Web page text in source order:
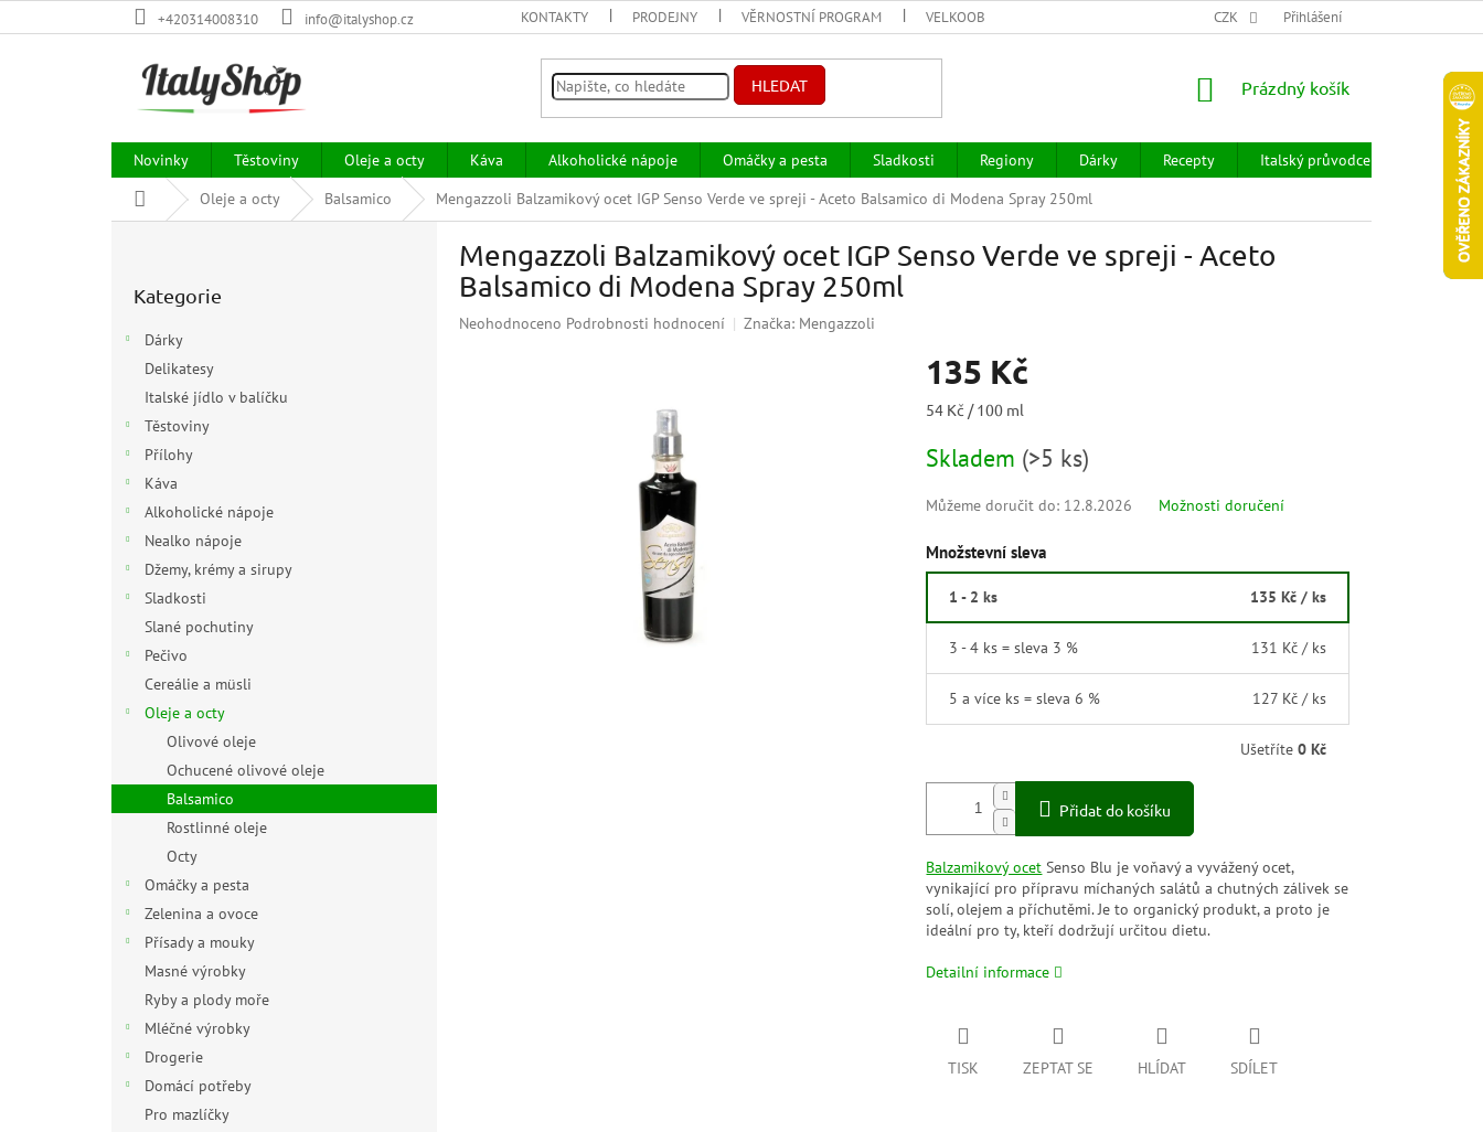
na
+420314008310 info@italyshop.cz KONTAKTY PRODEJNY VĚRNOSTNÍ PROGRAM VELKOOBCHOD HODNOCENÍ OBCHODU OBCHODNÍ PODMÍNKY
CZK Přihlášení
HLEDAT
NÁKUPNÍ
Prázdný košík
Novinky Těstoviny Oleje a octy Káva Alkoholické nápoje Omáčky a pesta Sladkosti Regiony Dárky Recepty Italský průvodce
Prodejny
Domů Oleje a octy Balsamico Mengazzoli Balzamikový ocet IGP Senso Verde ve spreji - Aceto Balsamico di Modena Spray 250ml
kategorie
Kategorie
Dárky
Delikatesy
Italské jídlo v balíčku
Těstoviny
Přílohy
Káva
Alkoholické nápoje
Nealko nápoje
Džemy, krémy a sirupy
Sladkosti
Slané pochutiny
Pečivo
Cereálie a müsli
Oleje a octy
Olivové oleje
Ochucené olivové oleje
Balsamico
Rostlinné oleje
Octy
Omáčky a pesta
Zelenina a ovoce
Přísady a mouky
Masné výrobky
Ryby a plody moře
Mléčné výrobky
Drogerie
Domácí potřeby
Pro mazlíčky
Mengazzoli Balzamikový ocet IGP Senso Verde ve spreji - Aceto
Balsamico di Modena Spray 250ml
Průměrné
Neohodnoceno Podrobnosti hodnocení Značka: Mengazzoli
135 Kč
Měrná
54 Kč / 100 ml
Skladem (>5 ks)
Můžeme doručit do: 12.8.2026 Možnosti doručení
Množstevní sleva
1 - 2 ks 135 Kč / ks
3 - 4 ks = sleva 3 % 131 Kč / ks
5 a více ks = sleva 6 % 127 Kč / ks
Ušetříte0 Kč
Přidat do košíku
Balzamikový ocet Senso Blu je voňavý a vyvážený ocet,
vynikající pro přípravu míchaných salátů a chutných zálivek se
solí, olejem a příchutěmi. Je to organický produkt, a proto je
ideální pro ty, kteří dodržují určitou dietu.
Detailní informace
TISK ZEPTAT SE HLÍDAT SDÍLET